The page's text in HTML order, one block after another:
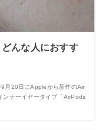
んな人におすす
月20日にAppleから新作のAir
ンナーイヤータイプ「AirPods